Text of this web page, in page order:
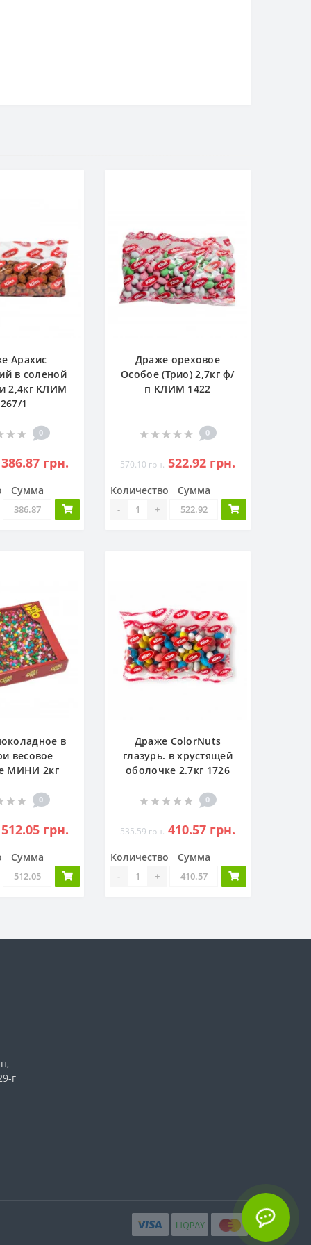
Арахис
в соленой
2,4кг КЛИМ
1
0
386.87 грн.
Сумма
Драже ореховое
Особое (Трио) 2,7кг ф/
п КЛИМ 1422
0
570.10 грн. 522.92 грн.
Количество
- +
Сумма
в
весовое
МИНИ 2кг
0
512.05 грн.
Сумма
Драже ColorNuts
глазурь. в хрустящей
оболочке 2.7кг 1726
0
535.59 грн. 410.57 грн.
Количество
- +
Сумма
г